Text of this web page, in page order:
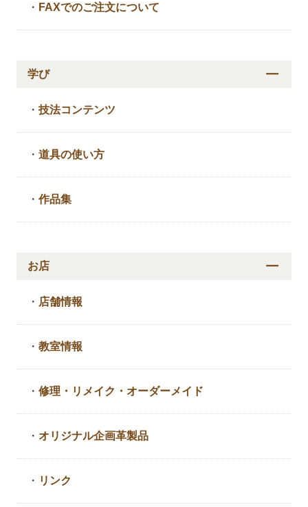
・ FAXでのご注文について
学び
・技法コンテンツ
・道具の使い方
・作品集
お店
・ 店舗情報
・教室情報
・修理・リメイク・ オーダーメイド
・ オリジナル企画革製品
・ リンク